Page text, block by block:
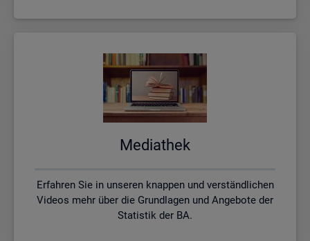
Me­dia­thek
Erfahren Sie in unseren knappen und verständlichen
Videos mehr über die Grundlagen und Angebote der
Statistik der BA.